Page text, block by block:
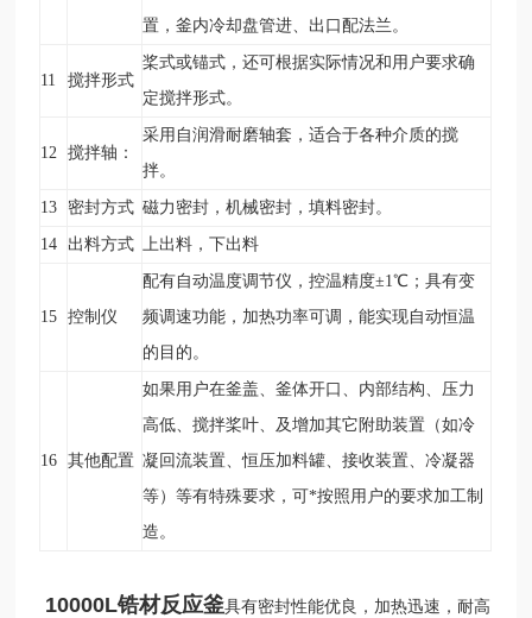
置，釜内冷却盘管进、出口配法兰。
11 搅拌形式
桨式或锚式，还可根据实际情况和用户要求确
定搅拌形式。
12 搅拌轴：
采用自润滑耐磨轴套，适合于各种介质的搅
拌。
13 密封方式 磁力密封，机械密封，填料密封。
14 出料方式 上出料，下出料
15 控制仪
配有自动温度调节仪，控温精度±1℃ ；具有变
频调速功能，加热功率可调，能实现自动恒温
的目的。
16 其他配置
如果用户在釜盖、釜体开口、内部结构、压力
高低、搅拌桨叶、及增加其它附助装置（如冷
凝回流装置、恒压加料罐、接收装置、冷凝器
等）等有特殊要求，可*按照用户的要求加工制
造。
10000L锆材反应釜具有密封性能优良，加热迅速，耐高